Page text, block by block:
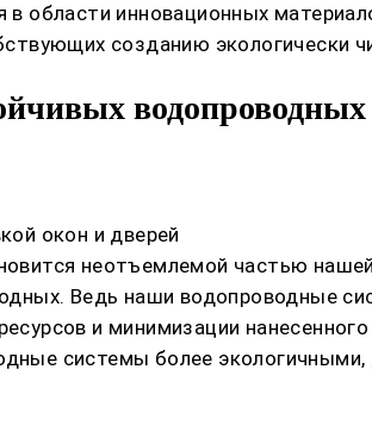
области инновационных
созданию
водопроводных
окон и дверей
неотъемлемой частью
Ведь наши водопроводные
и минимизации
системы более